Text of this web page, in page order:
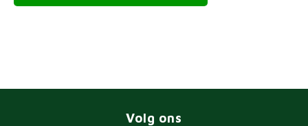
Volg ons